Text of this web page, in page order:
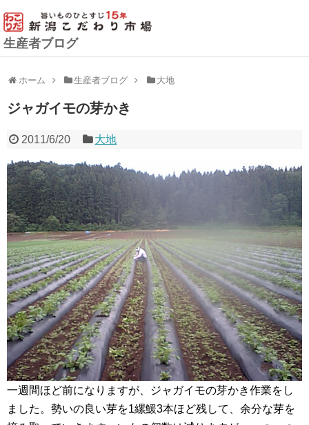
生産者ブログ
ホーム 生産者ブログ 大地
ジャガイモの芽かき
2011/6/20 大地
一週間ほど前になりますが、ジャガイモの芽かき作業をし
ました。勢いの良い芽を1縲鰀3本ほど残して、余分な芽を